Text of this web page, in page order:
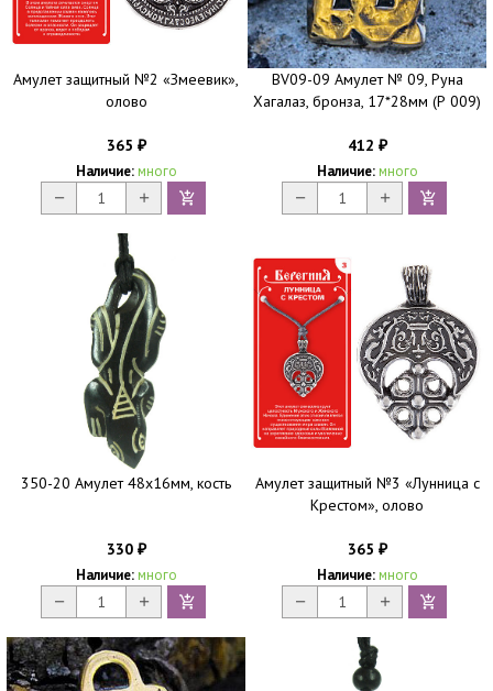
Амулет защитный №2 «Змеевик»,
олово
365 ₽
Наличие: много
BV09-09 Амулет № 09, Руна
Хагалаз, бронза, 17*28мм (Р 009)
412 ₽
Наличие: много
350-20 Амулет 48х16мм, кость
330 ₽
Наличие: много
Амулет защитный №3 «Лунница с
Крестом», олово
365 ₽
Наличие: много